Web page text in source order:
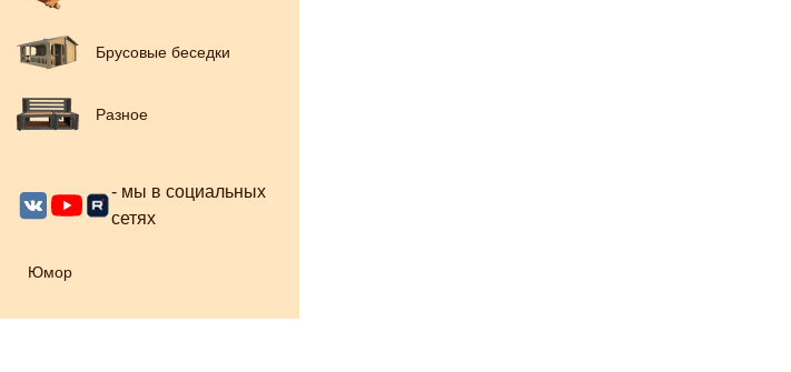
Брусовые беседки
Разное
- мы в социальных
сетях
Юмор